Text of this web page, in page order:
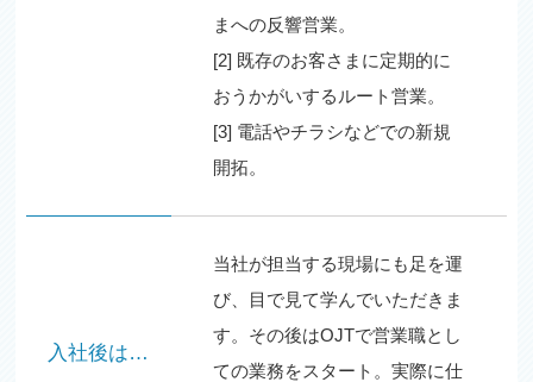
まへの反響営業。
[2] 既存のお客さまに定期的に
おうかがいするルート営業。
[3] 電話やチラシなどでの新規
開拓。
入社後は…
当社が担当する現場にも足を運
び、目で見て学んでいただきま
す。その後はOJTで営業職とし
ての業務をスタート。実際に仕